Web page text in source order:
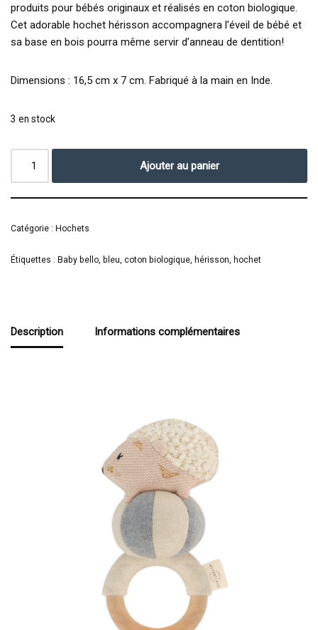
produits pour bébés originaux et réalisés en coton biologique.
Cet adorable hochet hérisson accompagnera l’éveil de bébé et
sa base en bois pourra même servir d’anneau de dentition!
Dimensions : 16,5 cm x 7 cm. Fabriqué à la main en Inde.
3 en stock
Ajouter au panier
Catégorie : Hochets
Étiquettes : Baby bello bleu coton biologique hérisson hochet
Description Informations complémentaires